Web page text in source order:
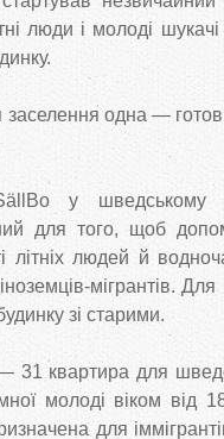
люди і молоді
одна —
у шведському
для того, щоб
літніх людей й
іноземців-мігрантів.
зі старими.
31 квартира для
молоді віком від
для